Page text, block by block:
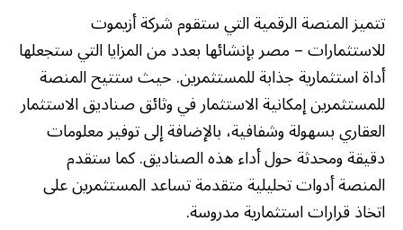
تتميز المنصة الرقمية التي ستقوم شركة أزيموت
للاستثمارات – مصر بإنشائها بعدد من المزايا التي ستجعلها
أداة استثمارية جذابة للمستثمرين. حيث ستتيح المنصة
للمستثمرين إمكانية الاستثمار في وثائق صناديق الاستثمار
العقاري بسهولة وشفافية، بالإضافة إلى توفير معلومات
دقيقة ومحدثة حول أداء هذه الصناديق. كما ستقدم
المنصة أدوات تحليلية متقدمة تساعد المستثمرين على
اتخاذ قرارات استثمارية مدروسة.